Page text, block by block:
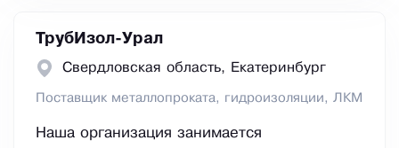
ТрубИзол-Урал
Свердловская область, Екатеринбург
Поставщик металлопроката, гидроизоляции, ЛКМ
Наша организация занимается